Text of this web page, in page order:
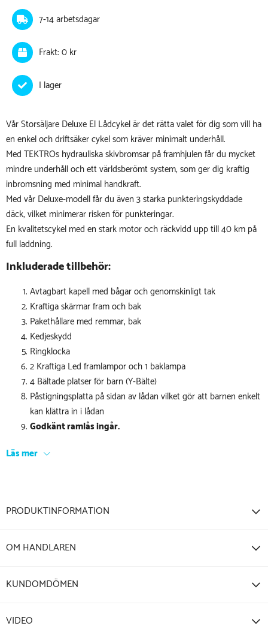
7-14 arbetsdagar
Frakt: 0 kr
Vår Storsäljare Deluxe El Lådcykel är det rätta valet för dig som vill ha
en enkel och driftsäker cykel som kräver minimalt underhåll.
Med TEKTROs hydrauliska skivbromsar på framhjulen får du mycket
mindre underhåll och ett världsberömt system, som ger dig kraftig
inbromsning med minimal handkraft.
Med vår Deluxe-modell får du även 3 starka punkteringskyddade
däck, vilket minimerar risken för punkteringar.
En kvalitetscykel med en stark motor och räckvidd upp till 40 km på
full laddning.
Inkluderade tillbehör:
Avtagbart kapell med bågar och genomskinligt tak
Kraftiga skärmar fram och bak
Pakethållare med remmar, bak
Kedjeskydd
Ringklocka
2 Kraftiga Led framlampor och 1 baklampa
4 Bältade platser för barn (Y-Bälte)
Påstigningsplatta på sidan av lådan vilket gör att barnen enkelt
kan klättra in i lådan
Godkänt ramlås ingår.
Läs mer
PRODUKTINFORMATION
OM HANDLAREN
KUNDOMDÖMEN
VIDEO